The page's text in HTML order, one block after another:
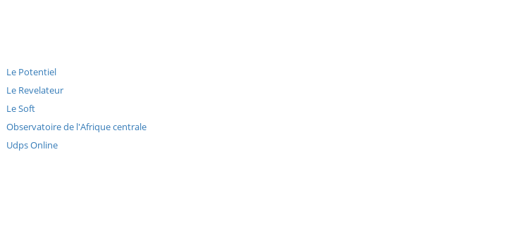
Le Potentiel
Le Revelateur
Le Soft
Observatoire de l'Afrique centrale
Udps Online